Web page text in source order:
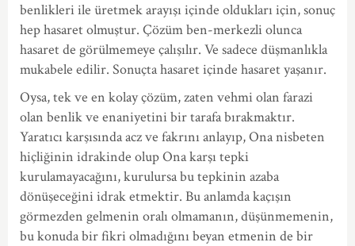
benlikleri ile üretmek arayışı içinde oldukları için, sonuç
hep hasaret olmuştur. Çözüm ben-merkezli olunca
hasaret de görülmemeye çalışılır. Ve sadece düşmanlıkla
mukabele edilir. Sonuçta hasaret içinde hasaret yaşanır.
Oysa, tek ve en kolay çözüm, zaten vehmi olan farazi
olan benlik ve enaniyetini bir tarafa bırakmaktır.
Yaratıcı karşısında acz ve fakrını anlayıp, Ona nisbeten
hiçliğinin idrakinde olup Ona karşı tepki
kurulamayacağını, kurulursa bu tepkinin azaba
dönüşeceğini idrak etmektir. Bu anlamda kaçışın
görmezden gelmenin oralı olmamanın, düşünmemenin,
bu konuda bir fikri olmadığını beyan etmenin de bir